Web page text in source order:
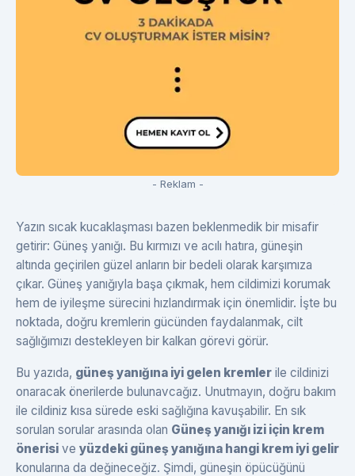
- Reklam -
Yazın sıcak kucaklaşması bazen beklenmedik bir misafir
getirir: Güneş yanığı. Bu kırmızı ve acılı hatıra, güneşin
altında geçirilen güzel anların bir bedeli olarak karşımıza
çıkar. Güneş yanığıyla başa çıkmak, hem cildimizi korumak
hem de iyileşme sürecini hızlandırmak için önemlidir. İşte bu
noktada, doğru kremlerin gücünden faydalanmak, cilt
sağlığımızı destekleyen bir kalkan görevi görür.
Bu yazıda, güneş yanığına iyi gelen kremler ile cildinizi
onaracak önerilerde bulunavcağız. Unutmayın, doğru bakım
ile cildiniz kısa sürede eski sağlığına kavuşabilir. En sık
sorulan sorular arasında olan Güneş yanığı izi için krem
önerisi ve yüzdeki güneş yanığına hangi krem iyi gelir
konularına da değineceğiz. Şimdi, güneşin öpücüğünü